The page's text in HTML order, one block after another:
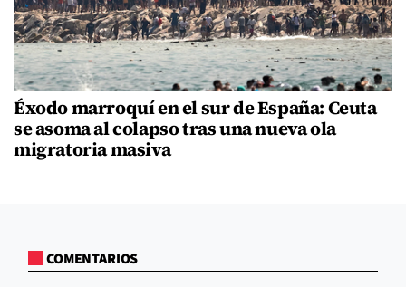
Éxodo marroquí en el sur de España: Ceuta
se asoma al colapso tras una nueva ola
migratoria masiva
COMENTARIOS